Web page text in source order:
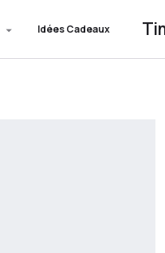
Idées Cadeaux